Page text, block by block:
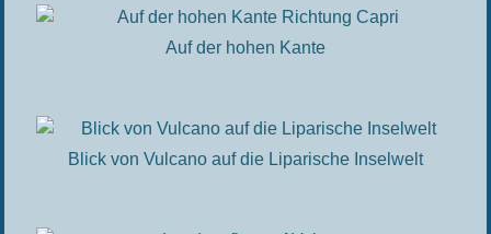
Auf der hohen Kante
Blick von Vulcano auf die Liparische Inselwelt